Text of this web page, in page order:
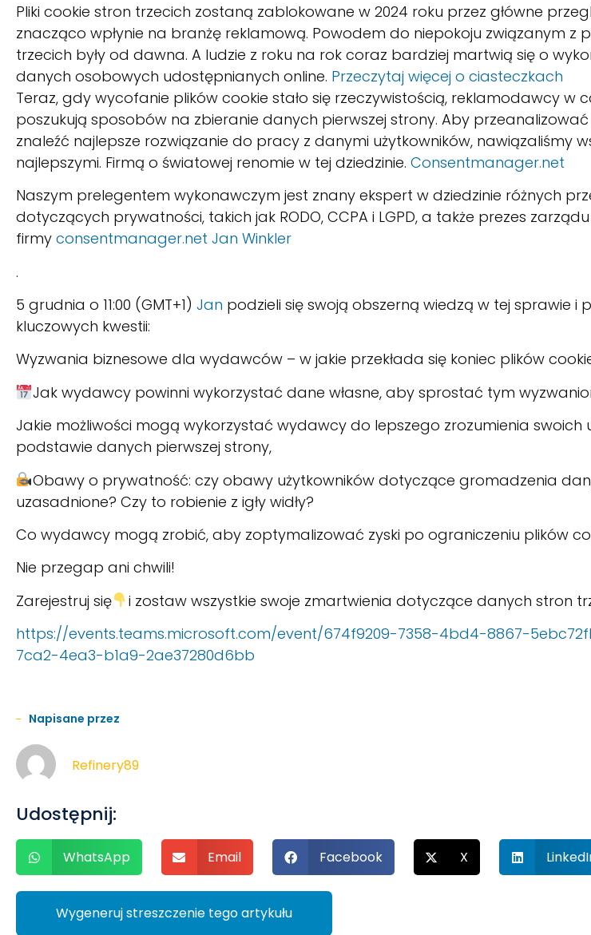
Pliki cookie stron trzecich zostaną zablokowane w 2024 roku przez główne
znacząco wpłynie na branżę reklamową. Powodem do niepokoju związanym z
trzecich były od dawna. A ludzie z roku na rok coraz bardziej martwią się o
danych osobowych udostępnianych online. Przeczytaj więcej o ciasteczkach
Teraz, gdy wycofanie plików cookie stało się rzeczywistością, reklamodawcy w
poszukują sposobów na zbieranie danych pierwszej strony. Aby
znaleźć najlepsze rozwiązanie do pracy z danymi użytkowników, nawiązaliśmy
najlepszymi. Firmą o światowej renomie w tej dziedzinie. Consentmanager.net
Naszym prelegentem wykonawczym jest znany ekspert w dziedzinie różnych
dotyczących prywatności, takich jak RODO, CCPA i LGPD, a także prezes zarządu
firmy consentmanager.net Jan Winkler
.
5 grudnia o 11:00 (GMT+1) Jan podzieli się swoją obszerną wiedzą w tej sprawie i
kluczowych kwestii:
Wyzwania biznesowe dla wydawców – w jakie przekłada się koniec plików
Jak wydawcy powinni wykorzystać dane własne, aby sprostać tym
Jakie możliwości mogą wykorzystać wydawcy do lepszego zrozumienia swoich
podstawie danych pierwszej strony,
Obawy o prywatność: czy obawy użytkowników dotyczące gromadzenia
uzasadnione? Czy to robienie z igły widły?
Co wydawcy mogą zrobić, aby zoptymalizować zyski po ograniczeniu plików
Nie przegap ani chwili!
Zarejestruj się
i zostaw wszystkie swoje zmartwienia dotyczące danych stron
https://events.teams.microsoft.com/event/674f9209-7358-4bd4-8867-
7ca2-4ea3-b1a9-2ae37280d6bb
Napisane przez
Refinery89
Udostępnij:
WhatsApp Email Facebook X
Wygeneruj streszczenie tego artykułu